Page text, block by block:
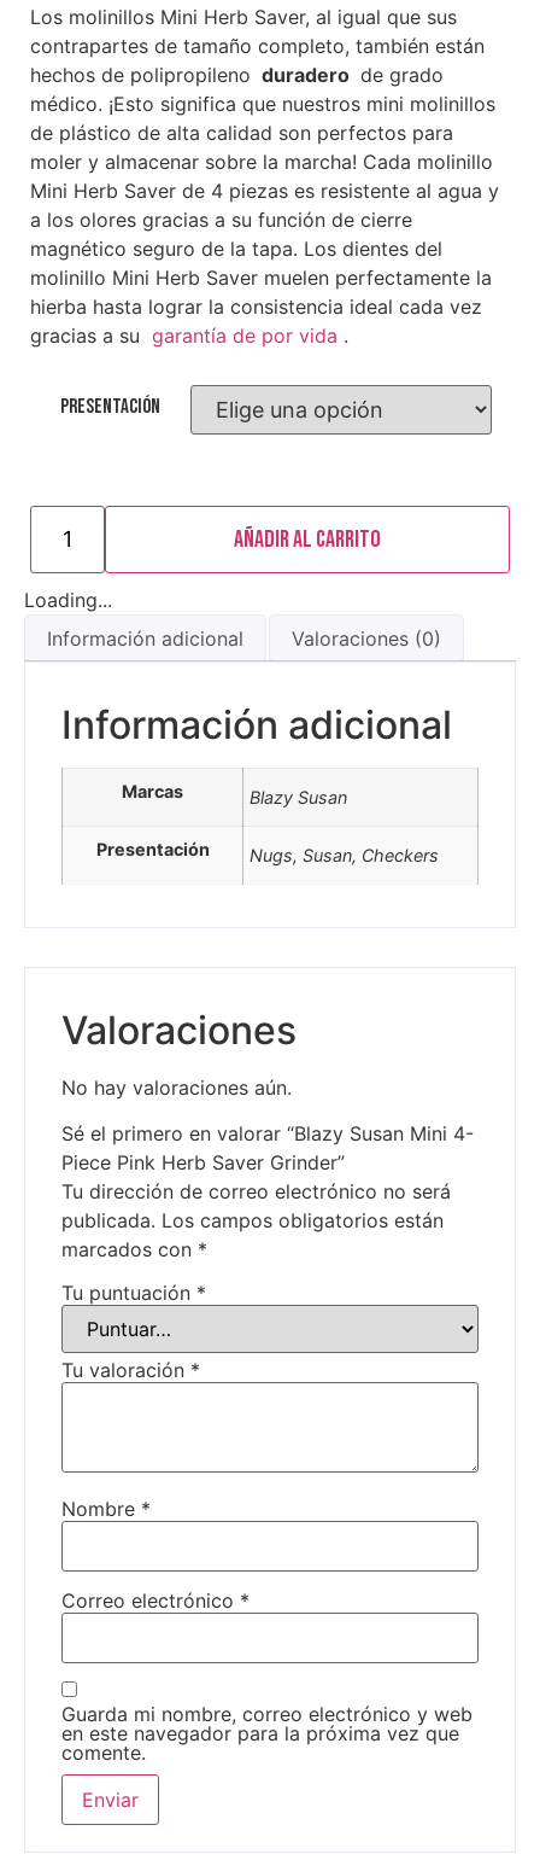
Los molinillos Mini Herb Saver, al igual que sus
contrapartes de tamaño completo, también están
hechos de polipropileno duradero de grado
médico. ¡Esto significa que nuestros mini molinillos
de plástico de alta calidad son perfectos para
moler y almacenar sobre la marcha! Cada molinillo
Mini Herb Saver de 4 piezas es resistente al agua y
a los olores gracias a su función de cierre
magnético seguro de la tapa. Los dientes del
molinillo Mini Herb Saver muelen perfectamente la
hierba hasta lograr la consistencia ideal cada vez
gracias a su garantía de por vida .
Presentación
Añadir al carrito
Loading...
Información adicional
Valoraciones (0)
Información adicional
Marcas Blazy Susan
Presentación Nugs, Susan, Checkers
Valoraciones
No hay valoraciones aún.
Sé el primero en valorar “Blazy Susan Mini 4-
Piece Pink Herb Saver Grinder”
Tu dirección de correo electrónico no será
publicada. Los campos obligatorios están
marcados con *
Tu puntuación *
Tu valoración *
Nombre *
Correo electrónico *
Guarda mi nombre, correo electrónico y web
en este navegador para la próxima vez que
comente.